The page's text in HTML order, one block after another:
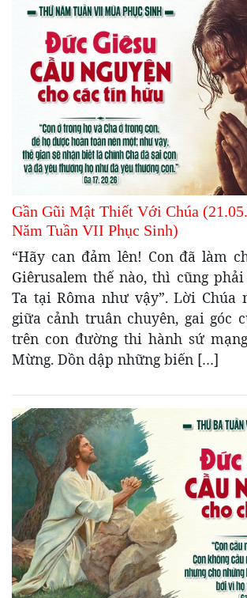
Gần Gũi Mật Thiết Với Chúa
Năm Tuần VII Phục Sinh)
“Hãy can đảm lên! Con đã làm
Giêrusalem thế nào, thì cũng
Ta tại Rôma như vậy”. Lời Chúa
giữa cảnh truân chuyên, gai góc
trên con đường thi hành sứ
Mừng. Dồn dập những biến […]